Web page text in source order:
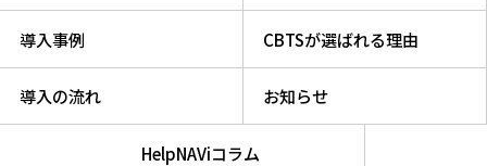
導入事例 CBTSが選ばれる理由
導入の流れ お知らせ
HelpNAViコラム